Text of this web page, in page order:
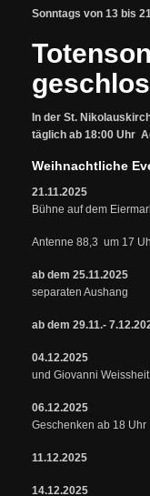
DATENSCHUTZ
Sonntags von 13 bis
In der St.
täglich ab 18:00 Uhr
Weihnachtliche
21.11.2025
Bühne auf dem
Antenne 88,3 um 17
ab dem 25.11.2025
separaten Aushang
ab dem 29.11.-
04.12.2025
und Giovanni Weissheit
06.12.2025 Der
Geschenken ab 18 Uhr
14.12.2025